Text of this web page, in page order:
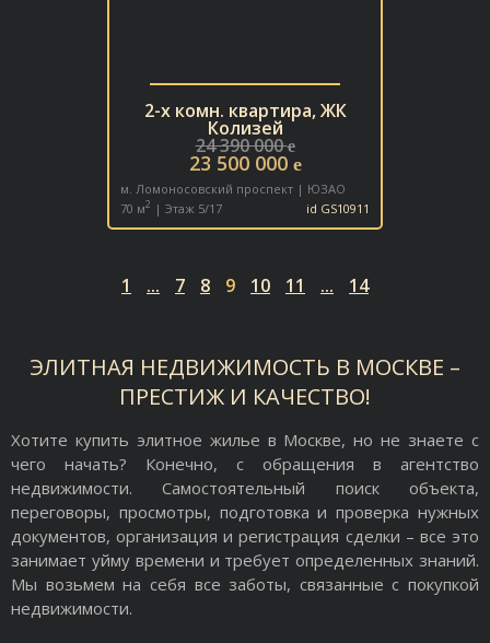
2-х комн. квартира, ЖК
Колизей
24 390 000e
23 500 000 e
м. Ломоносовский проспект | ЮЗАО
70 м2 | Этаж 5/17 id GS10911
1 ... 7 8 9 10 11 ... 14
ЭЛИТНАЯ НЕДВИЖИМОСТЬ В МОСКВЕ –
ПРЕСТИЖ И КАЧЕСТВО!
Хотите купить элитное жилье в Москве, но не знаете с
чего начать? Конечно, с обращения в агентство
недвижимости. Самостоятельный поиск объекта,
переговоры, просмотры, подготовка и проверка нужных
документов, организация и регистрация сделки – все это
занимает уйму времени и требует определенных знаний.
Мы возьмем на себя все заботы, связанные с покупкой
недвижимости.